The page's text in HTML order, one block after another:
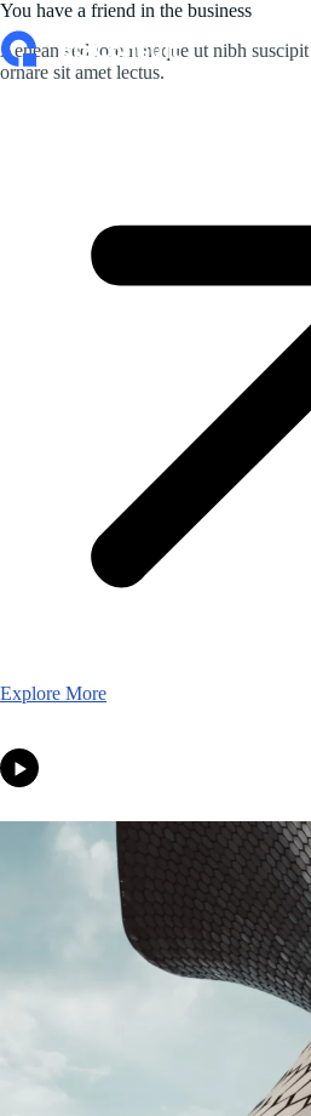
Skip
to
content
You have a friend in the business
Aenean sed lorem neque ut nibh
ornare sit amet lectus.
Explore More